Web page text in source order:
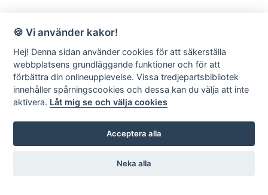
🍪 Vi använder kakor!
Hej! Denna sidan använder cookies för att säkerställa
webbplatsens grundläggande funktioner och för att
förbättra din onlineupplevelse. Vissa tredjepartsbibliotek
innehåller spårningscookies och dessa kan du välja att inte
aktivera. Låt mig se och välja cookies
Acceptera alla
Neka alla